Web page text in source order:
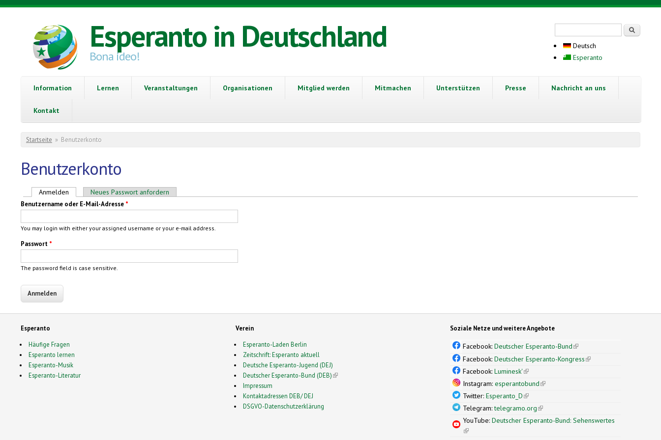
Direkt zum Inhalt
Esperanto in Deutschland
Bona ideo!
Deutsch
Esperanto
Information Lernen Veranstaltungen Organisationen Mitglied werden Mitmachen Unterstützen Presse Nachricht an uns
Kontakt
Sie sind hier
Startseite » Benutzerkonto
Benutzerkonto
Haupt-Reiter
Anmelden (aktiver Reiter)
Neues Passwort anfordern
Benutzername oder E-Mail-Adresse *
You may login with either your assigned username or your e-mail address.
Passwort *
The password field is case sensitive.
Esperanto
Häufige Fragen
Esperanto lernen
Esperanto-Musik
Esperanto-Literatur
Verein
Esperanto-Laden Berlin
Zeitschrift: Esperanto aktuell
Deutsche Esperanto-Jugend (DEJ)
Deutscher Esperanto-Bund (DEB)(link is external)
Impressum
Kontaktadressen DEB/ DEJ
DSGVO-Datenschutzerklärung
Soziale Netze und weitere Angebote
Facebook:Deutscher Esperanto-Bund(link is external)
Facebook:Deutscher Esperanto-Kongress(link is external)
Facebook:Luminesk'(link is external)
Instagram:esperantobund(link is external)
Twitter:Esperanto_D(link is external)
Telegram:telegramo.org(link is external)
YouTube:Deutscher Esperanto-Bund: Sehenswertes
(link is external)